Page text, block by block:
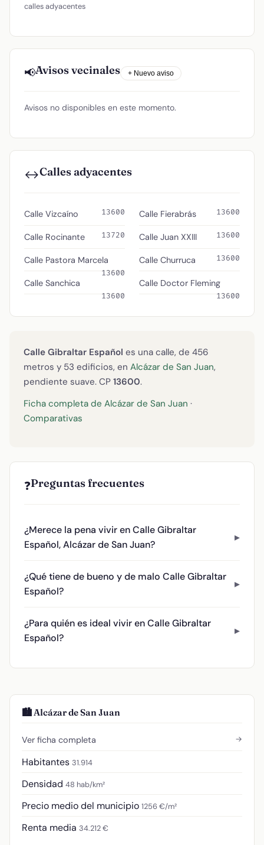
calles adyacentes
📢Avisos vecinales + Nuevo aviso
Avisos no disponibles en este momento.
↔️Calles adyacentes
Calle Vizcaíno 13600
Calle Rocinante 13720
Calle Pastora Marcela
13600
Calle Sanchica
13600
Calle Fierabrás 13600
Calle Juan XXIII 13600
Calle Churruca 13600
Calle Doctor Fleming
13600
Calle Gibraltar Español es una calle, de 456
metros y 53 edificios, en Alcázar de San Juan,
pendiente suave. CP 13600.
Ficha completa de Alcázar de San Juan ·
Comparativas
❓Preguntas frecuentes
¿Merece la pena vivir en Calle Gibraltar
Español, Alcázar de San Juan?
¿Qué tiene de bueno y de malo Calle Gibraltar
Español?
¿Para quién es ideal vivir en Calle Gibraltar
Español?
🏙️ Alcázar de San Juan
Ver ficha completa →
Habitantes 31.914
Densidad 48 hab/km²
Precio medio del municipio 1256 €/m²
Renta media 34.212 €